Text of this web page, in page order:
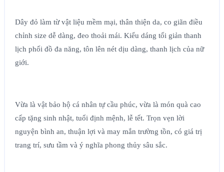
Dây đỏ làm từ vật liệu mềm mại, thân thiện da, co giãn điều
chỉnh size dễ dàng, đeo thoải mái. Kiểu dáng tối giản thanh
lịch phối đồ đa năng, tôn lên nét dịu dàng, thanh lịch của nữ
giới.
Vừa là vật bảo hộ cá nhân tự cầu phúc, vừa là món quà cao
cấp tặng sinh nhật, tuổi định mệnh, lễ tết. Trọn vẹn lời
nguyện bình an, thuận lợi và may mắn trường tồn, có giá trị
trang trí, sưu tầm và ý nghĩa phong thủy sâu sắc.